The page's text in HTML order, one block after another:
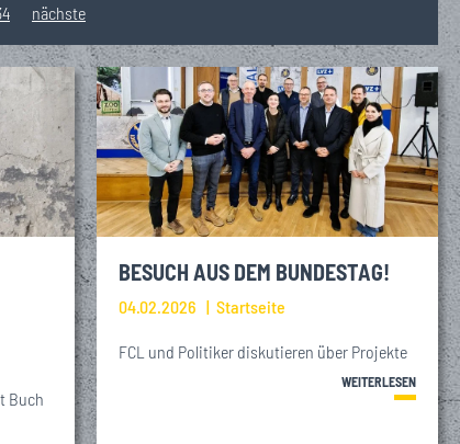
nächste
Buch
BESUCH AUS DEM BUNDESTAG!
04.02.2026 Startseite
FCL und Politiker diskutieren über Projekte
WEITERLESEN